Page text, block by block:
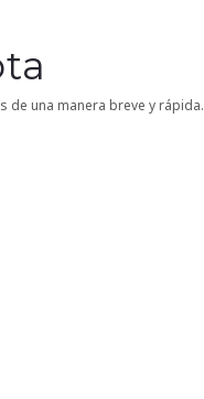
de una manera breve y rápida.